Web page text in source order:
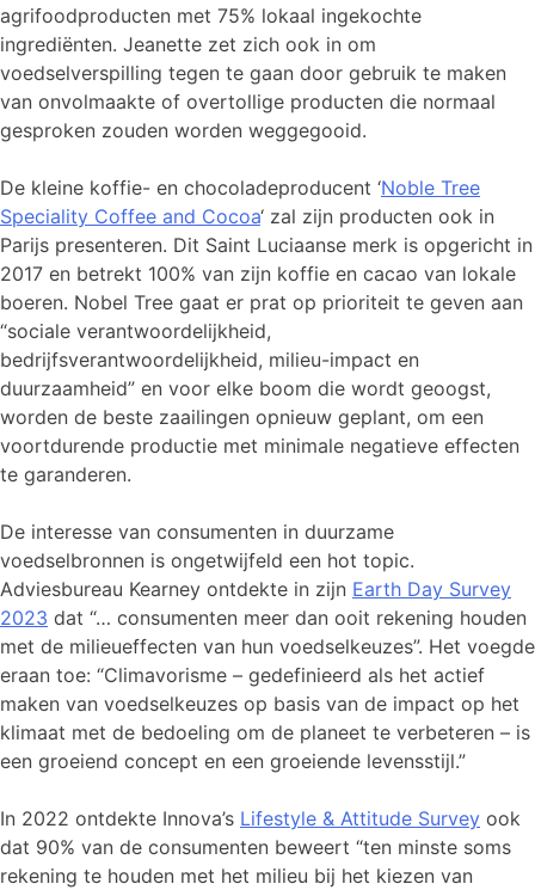
agrifoodproducten met 75% lokaal ingekochte
ingrediënten. Jeanette zet zich ook in om
voedselverspilling tegen te gaan door gebruik te maken
van onvolmaakte of overtollige producten die normaal
gesproken zouden worden weggegooid.
De kleine koffie- en chocoladeproducent ‘Noble Tree
Speciality Coffee and Cocoa‘ zal zijn producten ook in
Parijs presenteren. Dit Saint Luciaanse merk is opgericht in
2017 en betrekt 100% van zijn koffie en cacao van lokale
boeren. Nobel Tree gaat er prat op prioriteit te geven aan
“sociale verantwoordelijkheid,
bedrijfsverantwoordelijkheid, milieu-impact en
duurzaamheid” en voor elke boom die wordt geoogst,
worden de beste zaailingen opnieuw geplant, om een
voortdurende productie met minimale negatieve effecten
te garanderen.
De interesse van consumenten in duurzame
voedselbronnen is ongetwijfeld een hot topic.
Adviesbureau Kearney ontdekte in zijn Earth Day Survey
2023 dat “… consumenten meer dan ooit rekening houden
met de milieueffecten van hun voedselkeuzes”. Het voegde
eraan toe: “Climavorisme – gedefinieerd als het actief
maken van voedselkeuzes op basis van de impact op het
klimaat met de bedoeling om de planeet te verbeteren – is
een groeiend concept en een groeiende levensstijl.”
In 2022 ontdekte Innova’s Lifestyle & Attitude Survey ook
dat 90% van de consumenten beweert “ten minste soms
rekening te houden met het milieu bij het kiezen van